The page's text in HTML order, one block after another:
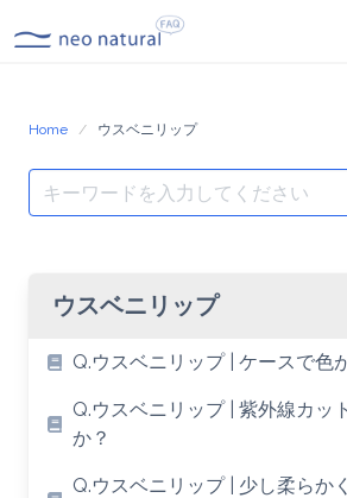
to
Home ウスベニリップ
Search
for:
ウスベニリップ
Q.ウスベニリップ | ケースで色
Q.ウスベニリップ | 紫外線カッ
か？
Q.ウスベニリップ | 少し柔らか